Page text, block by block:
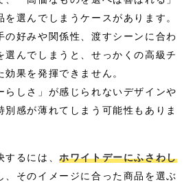
を選んでしまうケースがあります。
の好みや関係性、渡すシーンに合わ
選んでしまうと、せっかくの高級チ
果を発揮できません。
らしさ」が感じられないデザインや
別感が薄れてしまう可能性もありま
するには、ホワイトデーにふさわし
、そのイメージに合った商品を選ぶ